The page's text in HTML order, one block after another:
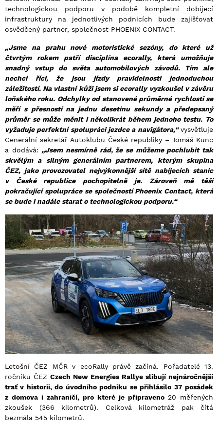
technologickou podporu v podobě kompletní dobíjecí
infrastruktury na jednotlivých podnicích bude zajišťovat
osvědčený partner, společnost PHOENIX CONTACT.
„Jsme na prahu nové motoristické sezóny, do které už
čtvrtým rokem patří disciplína ecorally, která umožňuje
snadný vstup do světa automobilových závodů. Tím ale
nechci říci, že jsou jízdy pravidelnosti jednoduchou
záležitostí. Na vlastní kůži jsem si ecorally vyzkoušel v závěru
loňského roku. Odchylky od stanovené průměrné rychlosti se
měří s přesností na jednu desetinu sekundy a předepsaný
průměr se může měnit i několikrát během jednoho testu. To
vyžaduje perfektní spolupráci jezdce a navigátora,“vysvětluje
Generální sekretář Autoklubu České republiky – Tomáš Kunc
a dodává:„Jsem nesmírně rád, že se můžeme pochlubit tak
skvělým a silným generálním partnerem, kterým skupina
ČEZ, jako provozovatel nejvýkonnější sítě nabíjecích stanic
v České republice pochopitelně je. Zároveň mě těší
pokračující spolupráce se společností Phoenix Contact, která
se bude i nadále starat o technologickou podporu.“
Letošní ČEZ MČR v ecoRally právě začíná. Pořadatelé 13.
ročníku ČEZ Czech New Energies Rallye slibují nejnáročnější
trať v historii, do úvodního podniku se přihlásilo 37 posádek
z domova i zahraničí, pro které je připraveno 20 měřených
zkoušek (366 kilometrů). Celková kilometráž pak čítá
bezmála 545 kilometrů.